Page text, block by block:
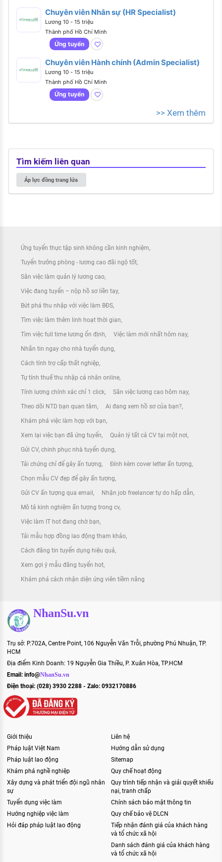
Chuyên viên Nhân sự (HR Specialist)
Lương 10 - 15 triệu
Thành phố Hồ Chí Minh
Ứng tuyển
Chuyên viên Hành chính (Admin Specialist)
Lương 10 - 15 triệu
Thành phố Hồ Chí Minh
Ứng tuyển
>> Xem thêm
Tìm kiếm liên quan
Áp lực đồng trang lứa
Ứng tuyển thực tập sinh không cần kinh nghiệm
Tuyển trưởng phòng - lương cao đãi ngộ tốt
Săn việc làm quản lý lương cao
Việc đang tuyển – nộp hồ sơ liền tay
Bứt phá thu nhập với việc làm BĐS
Tìm việc làm thêm linh hoạt thời gian
Tìm việc full time lương ổn định Việc làm mới nhất hôm nay
Nhắn tin ngay cho nhà tuyển dụng
Cách tính trợ cấp thất nghiệp
Tự tính thuế thu nhập cá nhân online
Tính lương chính xác chỉ 1 click Săn việc lương cao hôm nay
Theo dõi NTD bạn quan tâm Ai đang xem hồ sơ của bạn?
Khám phá việc làm hợp với bạn
Xem lại việc bạn đã ứng tuyển Quản lý tất cả CV tại một nơi
Gửi CV, chinh phục nhà tuyển dụng
Tải chứng chỉ để gây ấn tượng Đính kèm cover letter ấn tượng
Chọn mẫu CV đẹp để gây ấn tượng
Gửi CV ấn tượng qua email Nhận job freelancer tự do hấp dẫn
Mô tả kinh nghiệm ấn tượng trong cv
Việc làm IT hot đang chờ bạn
Tải mẫu hợp đồng lao động tham khảo
Cách đăng tin tuyển dụng hiệu quả
Xem gợi ý mẫu đăng tuyển hot
Khám phá cách nhận diện ứng viên tiềm năng
NhanSu.vn
Trụ sở: P.702A, Centre Point, 106 Nguyễn Văn Trỗi, phường Phú Nhuận, TP.
HCM
Địa điểm Kinh Doanh: 19 Nguyễn Gia Thiều, P. Xuân Hòa, TP.HCM
Email: info@NhanSu.vn
Điện thoại: (028) 3930 2288 - Zalo: 0932170886
Giới thiệu
Pháp luật Việt Nam
Pháp luật lao động
Khám phá nghề nghiệp
Xây dựng và phát triển đội ngũ nhân
sự
Tuyển dụng việc làm
Hướng nghiệp việc làm
Hỏi đáp pháp luật lao động
Liên hệ
Hướng dẫn sử dụng
Sitemap
Quy chế hoạt động
Quy trình tiếp nhận và giải quyết khiếu
nại, tranh chấp
Chính sách bảo mật thông tin
Quy chế bảo vệ DLCN
Tiếp nhận đánh giá của khách hàng
và tổ chức xã hội
Danh sách đánh giá của khách hàng
và tổ chức xã hội